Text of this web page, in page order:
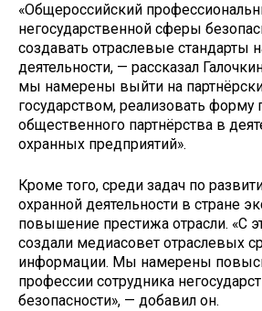
«Общероссийский
негосударственной сферы
создавать отраслевые стандарты
деятельности, — рассказал
мы намерены выйти на
государством, реализовать форму
общественного партнёрства в
охранных предприятий».
Кроме того, среди задач по
охранной деятельности в стране
повышение престижа отрасли. «С
создали медиасовет отраслевых
информации. Мы намерены
профессии сотрудника
безопасности», — добавил он.